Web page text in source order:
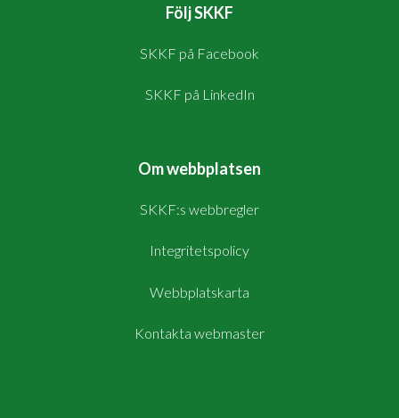
Följ SKKF
SKKF på Facebook
SKKF på LinkedIn
Om webbplatsen
SKKF:s webbregler
Integritetspolicy
Webbplatskarta
Kontakta webmaster